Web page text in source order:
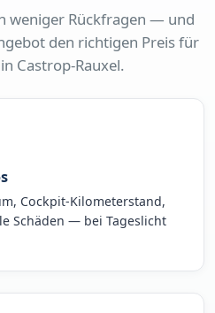
weniger Rückfragen — und
den richtigen Preis für
Castrop-Rauxel.
Cockpit-Kilometerstand,
Schäden — bei Tageslicht